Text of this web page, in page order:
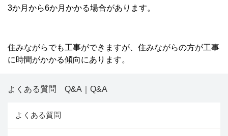
3か月から6か月かかる場合があります。
住みながらでも工事ができますが、住みながらの方が工事
に時間がかかる傾向にあります。
よくある質問 Q&A｜Q&A
よくある質問